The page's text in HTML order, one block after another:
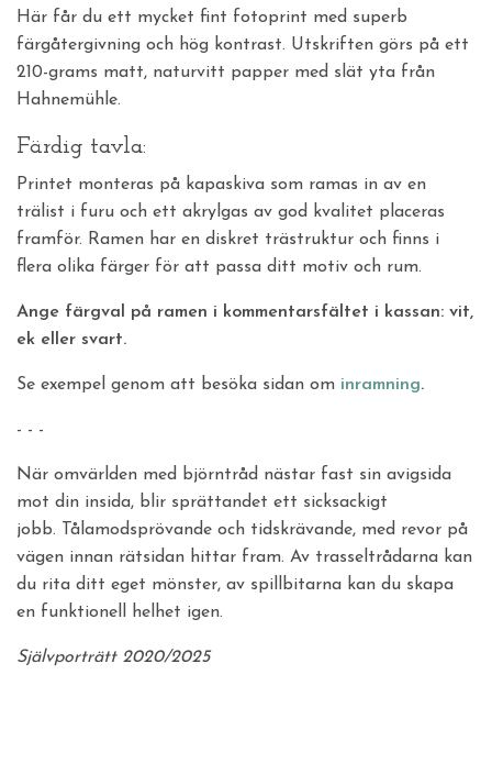
Här får du ett mycket fint fotoprint med superb
färgåtergivning och hög kontrast. Utskriften görs på ett
210-grams matt, naturvitt papper med slät yta från
Hahnemühle.
Färdig tavla:
Printet monteras på kapaskiva som ramas in av en
trälist i furu och ett akrylgas av god kvalitet placeras
framför. Ramen har en diskret trästruktur och finns i
flera olika färger för att passa ditt motiv och rum.
Ange färgval på ramen i kommentarsfältet i kassan: vit,
ek eller svart.
Se exempel genom att besöka sidan om inramning.
- - -
När omvärlden med björntråd nästar fast sin avigsida
mot din insida, blir sprättandet ett sicksackigt
jobb.
Tålamodsprövande och tidskrävande, med revor på
vägen innan rätsidan hittar fram. Av trasseltrådarna kan
du rita ditt eget mönster, av spillbitarna kan du skapa
en funktionell helhet igen.
Självporträtt 2020/2025